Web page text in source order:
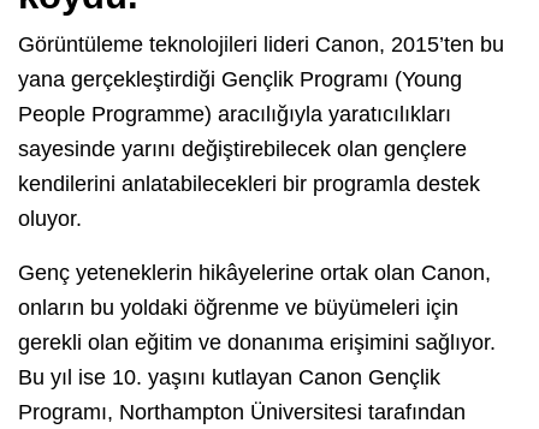
Görüntüleme teknolojileri lideri Canon, 2015’ten bu
yana gerçekleştirdiği Gençlik Programı (Young
People Programme) aracılığıyla yaratıcılıkları
sayesinde yarını değiştirebilecek olan gençlere
kendilerini anlatabilecekleri bir programla destek
oluyor.
Genç yeteneklerin hikâyelerine ortak olan Canon,
onların bu yoldaki öğrenme ve büyümeleri için
gerekli olan eğitim ve donanıma erişimini sağlıyor.
Bu yıl ise 10. yaşını kutlayan Canon Gençlik
Programı, Northampton Üniversitesi tarafından